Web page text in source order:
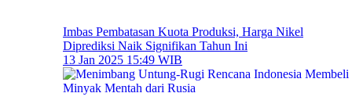
Imbas Pembatasan Kuota Produksi, Harga Nikel
Diprediksi Naik Signifikan Tahun Ini
13 Jan 2025 15:49 WIB